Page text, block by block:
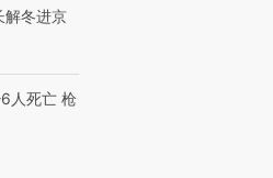
解冬进京
人死亡 枪